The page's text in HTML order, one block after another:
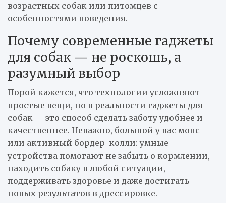
возрастных собак или питомцев с
особенностями поведения.
Почему современные гаджеты
для собак — не роскошь, а
разумный выбор
Порой кажется, что технологии усложняют
простые вещи, но в реальности гаджеты для
собак — это способ сделать заботу удобнее и
качественнее. Неважно, большой у вас мопс
или активный бордер-колли: умные
устройства помогают не забыть о кормлении,
находить собаку в любой ситуации,
поддерживать здоровье и даже достигать
новых результатов в дрессировке.